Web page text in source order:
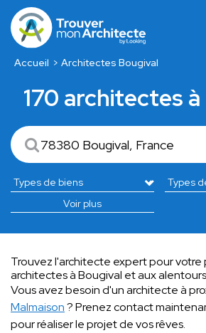
Accueil Architectes Bougival
170 architectes
Voir plus
Trouvez l'architecte expert pour votre
architectes à Bougival et aux alentours
Vous avez besoin d'un architecte à
Malmaison? Prenez contact
pour réaliser le projet de vos rêves.